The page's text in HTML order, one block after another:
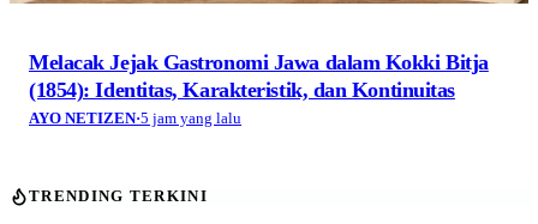
Melacak Jejak Gastronomi Jawa dalam Kokki Bitja
(1854): Identitas, Karakteristik, dan Kontinuitas
AYO NETIZEN·5 jam yang lalu
TRENDING TERKINI